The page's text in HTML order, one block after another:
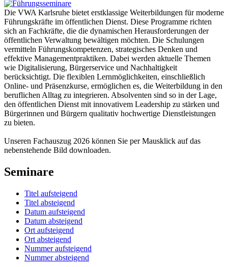
Die VWA Karlsruhe bietet erstklassige Weiterbildungen für moderne
Führungskräfte im öffentlichen Dienst. Diese Programme richten
sich an Fachkräfte, die die dynamischen Herausforderungen der
öffentlichen Verwaltung bewältigen möchten. Die Schulungen
vermitteln Führungskompetenzen, strategisches Denken und
effektive Managementpraktiken. Dabei werden aktuelle Themen
wie Digitalisierung, Bürgerservice und Nachhaltigkeit
berücksichtigt. Die flexiblen Lernmöglichkeiten, einschließlich
Online- und Präsenzkurse, ermöglichen es, die Weiterbildung in den
beruflichen Alltag zu integrieren. Absolventen sind so in der Lage,
den öffentlichen Dienst mit innovativem Leadership zu stärken und
Bürgerinnen und Bürgern qualitativ hochwertige Dienstleistungen
zu bieten.
Unseren Fachauszug 2026 können Sie per Mausklick auf das
nebenstehende Bild downloaden.
Seminare
Titel aufsteigend
Titel absteigend
Datum aufsteigend
Datum absteigend
Ort aufsteigend
Ort absteigend
Nummer aufsteigend
Nummer absteigend